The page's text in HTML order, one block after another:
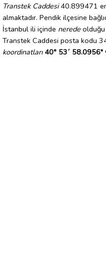
Transtek Caddesi40.899471
almaktadır. Pendik ilçesine
İstanbul ili içinde nerede
Transtek Caddesi posta kodu
koordinatları 40° 53´ 58.0956"